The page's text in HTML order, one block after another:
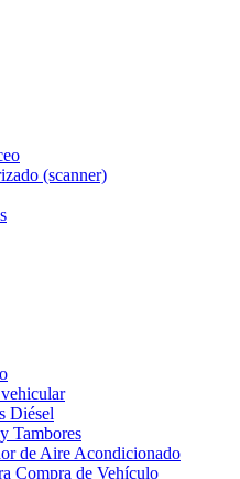
(scanner)
Diésel
Tambores
de Aire Acondicionado
Compra de Vehículo